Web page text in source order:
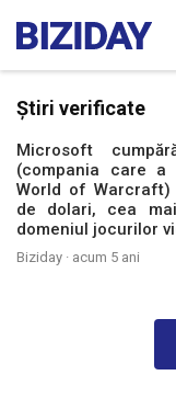
Știri verificate
Microsoft
(compania care
World of
de dolari, cea
domeniul jocurilor
Biziday · acum 5 ani